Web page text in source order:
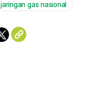
Mute
jaringan gas nasional